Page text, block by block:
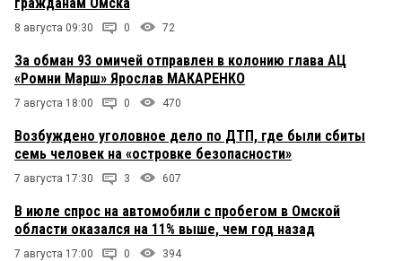
8 августа 09:30 0 72
За обман 93 омичей отправлен в колонию глава АЦ
«Ромни Марш» Ярослав МАКАРЕНКО
7 августа 18:00 0 470
Возбуждено уголовное дело по ДТП, где были сбиты
семь человек на «островке безопасности»
7 августа 17:30 3 607
В июле спрос на автомобили с пробегом в Омской
области оказался на 11% выше, чем год назад
7 августа 17:00 0 394